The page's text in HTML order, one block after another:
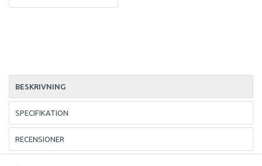
BESKRIVNING
SPECIFIKATION
RECENSIONER